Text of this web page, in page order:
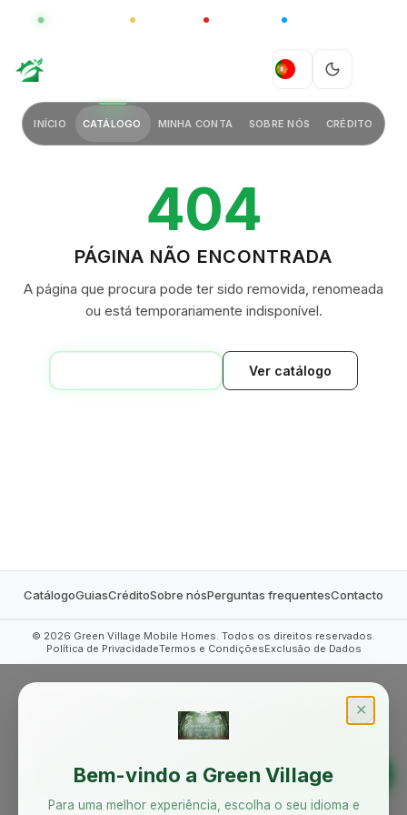
GLOBAL CHINA
PT
INÍCIO CATÁLOGO MINHA CONTA SOBRE NÓS CRÉDITO
404
PÁGINA NÃO ENCONTRADA
A página que procura pode ter sido removida, renomeada
ou está temporariamente indisponível.
Ver catálogo
CatálogoGuiasCréditoSobre nósPerguntas frequentesContacto
© 2026 Green Village Mobile Homes. Todos os direitos reservados.
Política de PrivacidadeTermos e CondiçõesExclusão de Dados
✕
Bem-vindo a Green Village
Para uma melhor experiência, escolha o seu idioma e